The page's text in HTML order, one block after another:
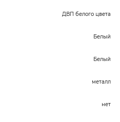
ДВП белого цвета
Белый
Белый
металл
нет